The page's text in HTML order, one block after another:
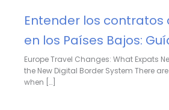
Entender los
en los Países Bajos:
Europe Travel Changes: What Expats
the New Digital Border System There
when […]